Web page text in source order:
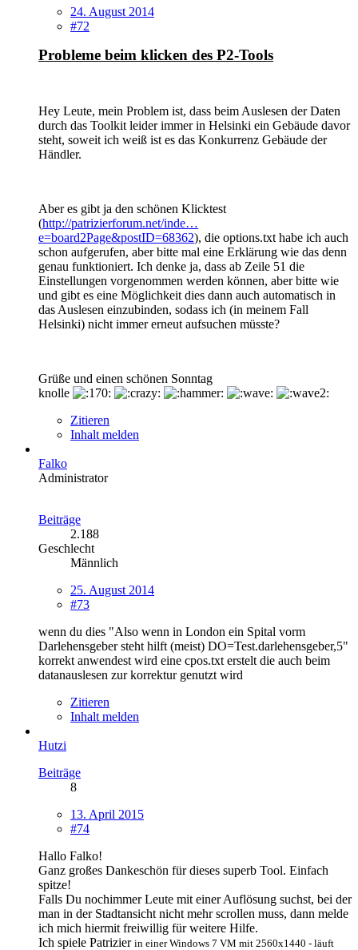
24. August 2014
#72
Probleme beim klicken des P2-Tools
Hey Leute, mein Problem ist, dass beim Auslesen der Daten
durch das Toolkit leider immer in Helsinki ein Gebäude davor
steht, soweit ich weiß ist es das Konkurrenz Gebäude der
Händler.
Aber es gibt ja den schönen Klicktest
(http://patrizierforum.net/inde…
e=board2Page&postID=68362), die options.txt habe ich auch
schon aufgerufen, aber bitte mal eine Erklärung wie das denn
genau funktioniert. Ich denke ja, dass ab Zeile 51 die
Einstellungen vorgenommen werden können, aber bitte wie
und gibt es eine Möglichkeit dies dann auch automatisch in
das Auslesen einzubinden, sodass ich (in meinem Fall
Helsinki) nicht immer erneut aufsuchen müsste?
Grüße und einen schönen Sonntag
knolle
Zitieren
Inhalt melden
Falko
Administrator
Beiträge
2.188
Geschlecht
Männlich
25. August 2014
#73
wenn du dies "Also wenn in London ein Spital vorm
Darlehensgeber steht hilft (meist) DO=Test.darlehensgeber,5"
korrekt anwendest wird eine cpos.txt erstelt die auch beim
datanauslesen zur korrektur genutzt wird
Zitieren
Inhalt melden
Hutzi
Beiträge
8
13. April 2015
#74
Hallo Falko!
Ganz großes Dankeschön für dieses superb Tool. Einfach
spitze!
Falls Du nochimmer Leute mit einer Auflösung suchst, bei der
man in der Stadtansicht nicht mehr scrollen muss, dann melde
ich mich hiermit freiwillig für weitere Hilfe.
Ich spiele Patrizier in einer Windows 7 VM mit 2560x1440 - läuft